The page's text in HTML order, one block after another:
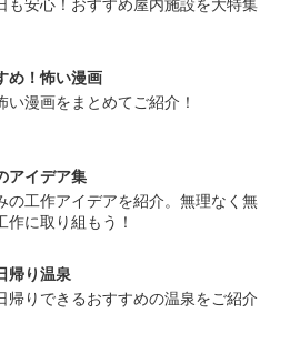
め！怖い漫画
い漫画をまとめてご紹介！
アイデア集
の工作アイデアを紹介。無理なく無
作に取り組もう！
帰り温泉
帰りできるおすすめの温泉をご紹介